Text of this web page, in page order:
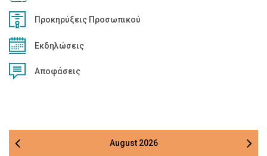
Προκηρύξεις Προσωπικού
Εκδηλώσεις
Αποφάσεις
August 2026